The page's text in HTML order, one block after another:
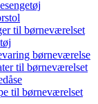
til børneværelset
børneværelse
til børneværelset
til børneværelset